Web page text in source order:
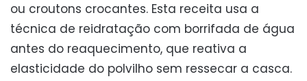
ou croutons crocantes. Esta receita usa a
técnica de reidratação com borrifada de água
antes do reaquecimento, que reativa a
elasticidade do polvilho sem ressecar a casca.